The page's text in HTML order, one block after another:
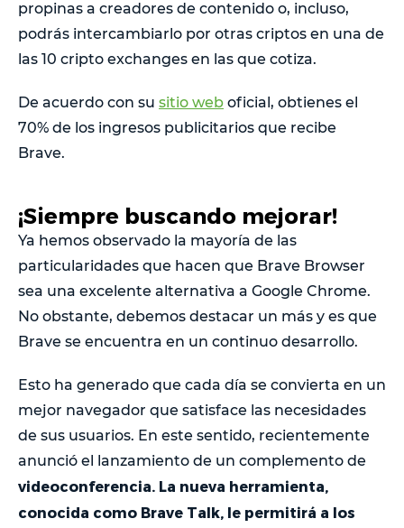
propinas a creadores de contenido o, incluso,
podrás intercambiarlo por otras criptos en una de
las 10 cripto exchanges en las que cotiza.
De acuerdo con su sitio web oficial, obtienes el
70% de los ingresos publicitarios que recibe
Brave.
¡Siempre buscando mejorar!
Ya hemos observado la mayoría de las
particularidades que hacen que Brave Browser
sea una excelente alternativa a Google Chrome.
No obstante, debemos destacar un más y es que
Brave se encuentra en un continuo desarrollo.
Esto ha generado que cada día se convierta en un
mejor navegador que satisface las necesidades
de sus usuarios. En este sentido, recientemente
anunció el lanzamiento de un complemento de
videoconferencia. La nueva herramienta,
conocida como Brave Talk, le permitirá a los